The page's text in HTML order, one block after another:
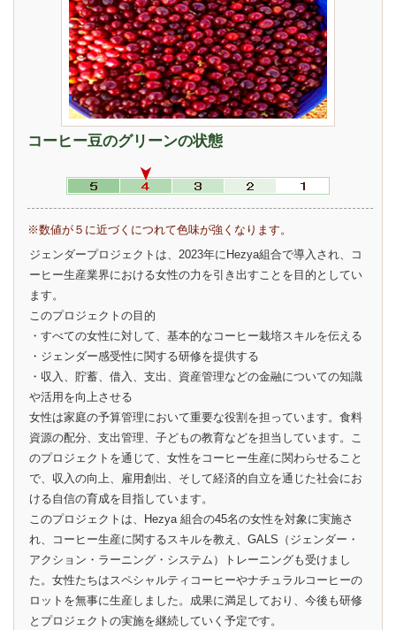
コーヒー豆のグリーンの状態
※数値が５に近づくにつれて色味が強くなります。
ジェンダープロジェクトは、2023年にHezya組合で導⼊され、コ
ーヒー⽣産業界における⼥性の⼒を引き出すことを⽬的としてい
ます。
このプロジェクトの⽬的
・すべての⼥性に対して、基本的なコーヒー栽培スキルを伝える
・ジェンダー感受性に関する研修を提供する
・収⼊、貯蓄、借⼊、⽀出、資産管理などの⾦融についての知識
や活用を向上させる
⼥性は家庭の予算管理において重要な役割を担っています。⾷料
資源の配分、⽀出管理、⼦どもの教育などを担当しています。こ
のプロジェクトを通じて、⼥性をコーヒー⽣産に関わらせること
で、収⼊の向上、雇⽤創出、そして経済的⾃⽴を通じた社会にお
ける⾃信の育成を⽬指しています。
このプロジェクトは、Hezya 組合の45名の⼥性を対象に実施さ
れ、コーヒー⽣産に関するスキルを教え、GALS（ジェンダー・
アクション・ラーニング・システム）トレーニングも受けまし
た。⼥性たちはスペシャルティコーヒーやナチュラルコーヒーの
ロットを無事に⽣産しました。成果に満⾜しており、今後も研修
とプロジェクトの実施を継続していく予定です。